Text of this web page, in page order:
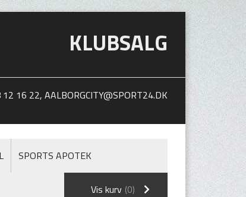
KLUBSALG
12 16 22, AALBORGCITY@SPORT24.DK
SPORTS APOTEK
Vis kurv (0)